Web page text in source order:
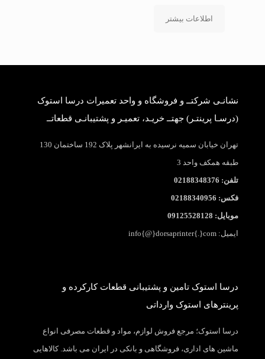
اطلاعات بیشتر
نشانـی شرکتــ و فروشگاه و واحد تعمیرات درسا استوک
(درسـا پرینتـر) جهتــ خریـد، تعمیـر و پشتیبانـی قطعاتــ
تهران خیابان سمیه نرسیده به ایرانشهر پلاک 192 ساختمان 130
طبقه همکف واحد 3
تلفن: 02188348376
فکس: 02188340956
موبایل: 09125528128
ایمیل: info{@}dorsaprinter{.}com
درسا استوک تامین و پشتیبانی قطعات کارکرده و
پرینترهای استوک وارداتی
درسا استوک؛ مرجع فروش لوازم، مواد و قطعات مصرفی انواع
ماشین های اداری، فروشگاهی و بانکی در ایران می باشد. کالاهایی